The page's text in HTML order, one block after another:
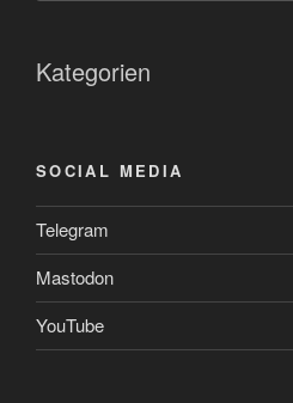
Kategorien
SOCIAL MEDIA
Telegram
Mastodon
YouTube